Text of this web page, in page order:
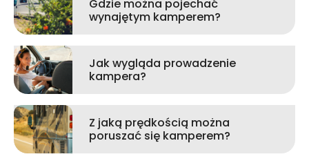
Gdzie można pojechać
wynajętym kamperem?
Jak wygląda prowadzenie
kampera?
Z jaką prędkością można
poruszać się kamperem?